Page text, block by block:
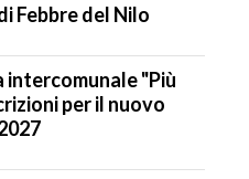
Febbre del Nilo
intercomunale "Più
per il nuovo